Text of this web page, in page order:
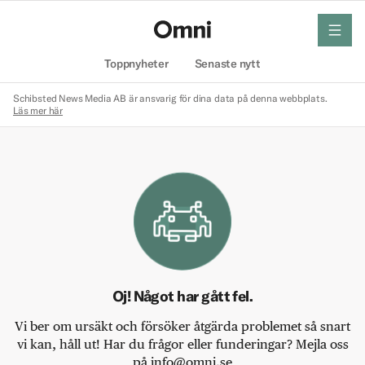
Toppnyheter Senaste nytt
meny
Schibsted News Media AB är ansvarig för dina data på denna webbplats.
Läs mer här
Oj! Något har gått fel.
Vi ber om ursäkt och försöker åtgärda problemet så snart
vi kan, håll ut! Har du frågor eller funderingar? Mejla oss